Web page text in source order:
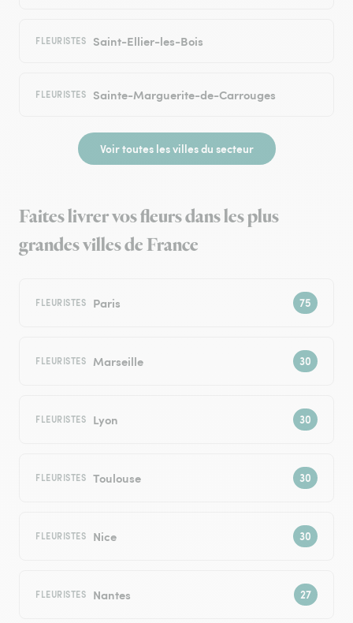
FLEURISTES Saint-Ellier-les-Bois
FLEURISTES Sainte-Marguerite-de-Carrouges
Voir toutes les villes du secteur
Faites livrer vos fleurs dans les plus
grandes villes de France
FLEURISTES Paris
FLEURISTES Marseille
FLEURISTES Lyon
FLEURISTES Toulouse
FLEURISTES Nice
FLEURISTES Nantes